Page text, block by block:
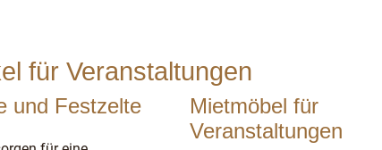
für Veranstaltungen
und Festzelte
Mietmöbel für
Veranstaltungen